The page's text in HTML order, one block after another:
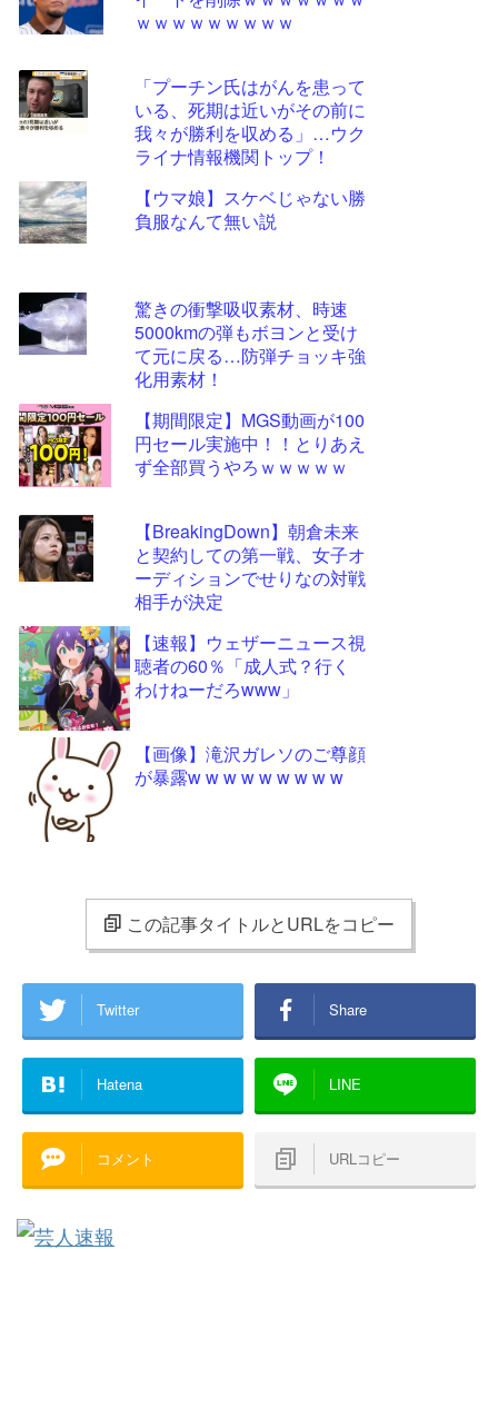
ｗｗｗｗｗｗｗｗｗ
「プーチン氏はがんを患って
いる、死期は近いがその前に
我々が勝利を収める」…ウク
ライナ情報機関トップ！
【ウマ娘】スケベじゃない勝
負服なんて無い説
驚きの衝撃吸収素材、時速
5000kmの弾もボヨンと受け
て元に戻る…防弾チョッキ強
化用素材！
【期間限定】MGS動画が100
円セール実施中！！とりあえ
ず全部買うやろｗｗｗｗｗ
【BreakingDown】朝倉未来
と契約しての第一戦、女子オ
ーディションでせりなの対戦
相手が決定
【速報】ウェザーニュース視
聴者の60％「成人式？行く
わけねーだろwww」
【画像】滝沢ガレソのご尊顔
が暴露w w w w w w w w w
ル
この記事タイトルとURLをコピー
Twitter Share
Hatena LINE
コメント URLコピー